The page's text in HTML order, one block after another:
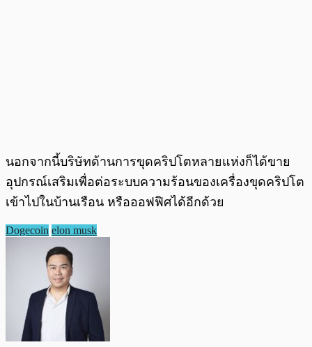
นอกจากนี้บริษัทด้านการขุดคริปโตหลายแห่งก็ได้ขาย
อุปกรณ์เสริมเพื่อต่อระบบความร้อนของเครื่องขุดคริปโต
เข้าไปในบ้านเรือน หรือออฟฟิศได้อีกด้วย
Dogecoin elon musk